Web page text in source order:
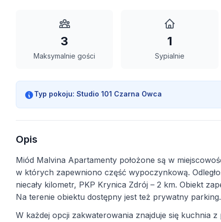
3
Maksymalnie gości
1
Sypialnie
Typ pokoju: Studio 101 Czarna Owca
Opis
Miód Malvina Apartamenty położone są w
w których zapewniono część wypoczynkową.
niecały kilometr, PKP Krynica Zdrój – 2 km. Obiekt
Na terenie obiektu dostępny jest też prywatny parking.
W każdej opcji zakwaterowania znajduje się kuchnia